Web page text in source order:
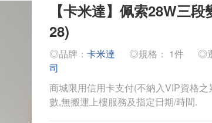
【卡米達】佩索28W三
28)
◎品牌： 卡米達 ◎規格： 1件 ◎
司
商城限用信用卡支付(不納入VIP資格
數,無搬運上樓服務及指定日期/時間.